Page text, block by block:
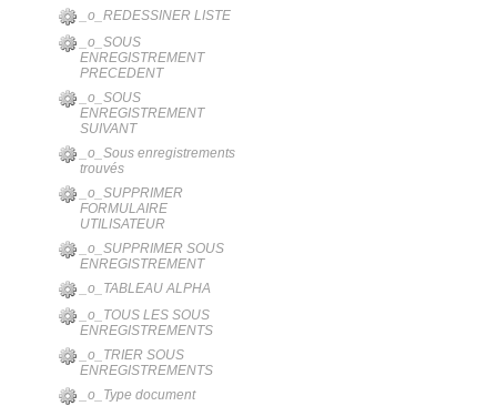
_o_REDESSINER LISTE
_o_SOUS
ENREGISTREMENT
PRECEDENT
_o_SOUS
ENREGISTREMENT
SUIVANT
_o_Sous enregistrements
trouvés
_o_SUPPRIMER
FORMULAIRE
UTILISATEUR
_o_SUPPRIMER SOUS
ENREGISTREMENT
_o_TABLEAU ALPHA
_o_TOUS LES SOUS
ENREGISTREMENTS
_o_TRIER SOUS
ENREGISTREMENTS
_o_Type document